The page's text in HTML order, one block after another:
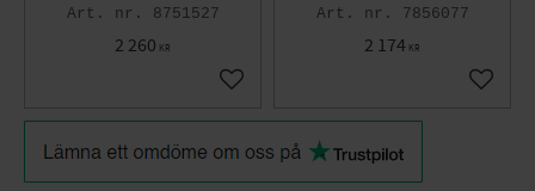
8751527
2 260 KR
Lägg till i favoriter
7856077
2 174 KR
Lägg